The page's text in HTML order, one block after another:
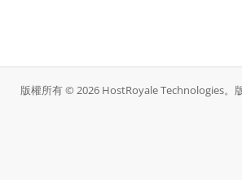
版權所有 © 2026 HostRoyale Technologies。